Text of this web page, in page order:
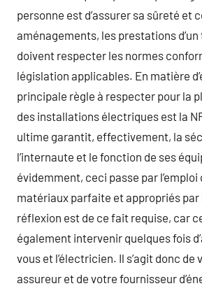
personne est d’assurer sa sûreté et
aménagements, les prestations
doivent respecter les normes
législation applicables. En matière
principale règle à respecter pour la
des installations électriques est la
ultime garantit, effectivement, la
l’internaute et le fonction de ses
évidemment, ceci passe par l’emploi
matériaux parfaite et appropriés par
réflexion est de ce fait requise, car
également intervenir quelques fois
vous et l’électricien. Il s’agit donc
assureur et de votre fournisseur